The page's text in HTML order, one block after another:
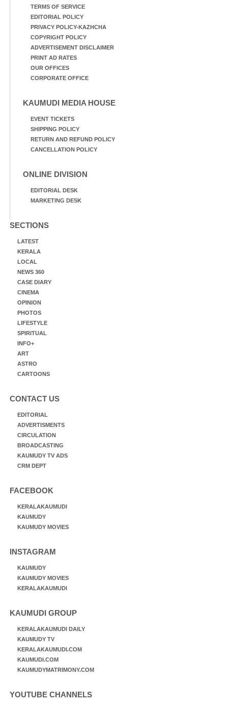
TERMS OF SERVICE
EDITORIAL POLICY
PRIVACY POLICY-KAZHCHA
COPYRIGHT POLICY
ADVERTISEMENT DISCLAIMER
PRINT AD RATES
OUR OFFICES
CORPORATE OFFICE
KAUMUDI MEDIA HOUSE
EVENT TICKETS
SHIPPING POLICY
RETURN AND REFUND POLICY
CANCELLATION POLICY
ONLINE DIVISION
EDITORIAL DESK
MARKETING DESK
SECTIONS
LATEST
KERALA
LOCAL
NEWS 360
CASE DIARY
CINEMA
OPINION
PHOTOS
LIFESTYLE
SPIRITUAL
INFO+
ART
ASTRO
CARTOONS
CONTACT US
EDITORIAL
ADVERTISMENTS
CIRCULATION
BROADCASTING
KAUMUDY TV ADS
CRM DEPT
FACEBOOK
KERALAKAUMUDI
KAUMUDY
KAUMUDY MOVIES
INSTAGRAM
KAUMUDY
KAUMUDY MOVIES
KERALAKAUMUDI
KAUMUDI GROUP
KERALAKAUMUDI DAILY
KAUMUDY TV
KERALAKAUMUDI.COM
KAUMUDI.COM
KAUMUDYMATRIMONY.COM
YOUTUBE CHANNELS